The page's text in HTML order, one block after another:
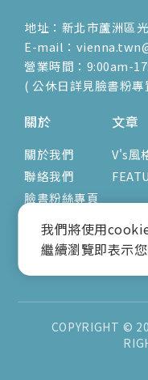
地址：新北市蘆洲區
E-mail：
營業時間：9:00am-
( 公休日詳見臉書粉專
關於
關於我們
聯絡我們
臉書粉絲專頁
文章
V's風
COPYRIGHT ©
我們將使用
繼續瀏覽即表示